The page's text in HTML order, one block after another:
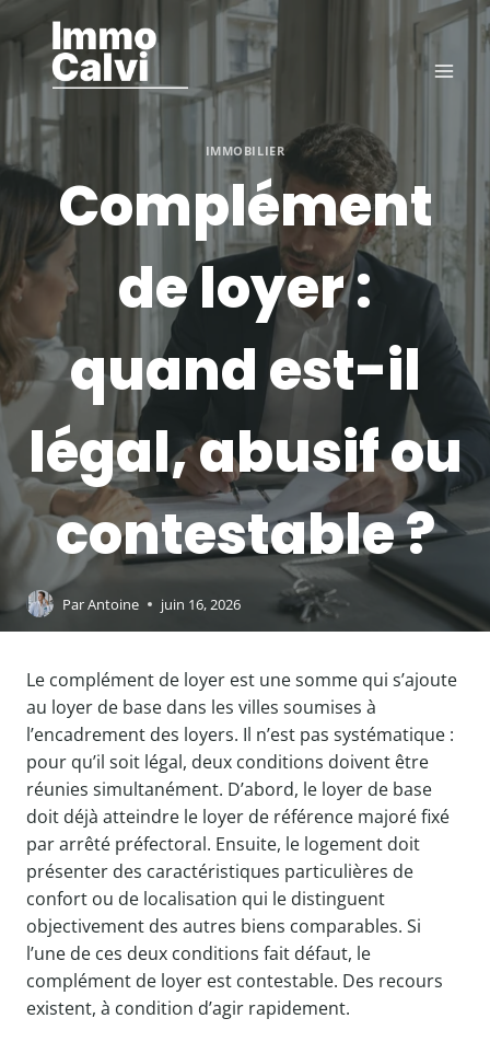
au
contenu
IMMOBILIER
Complément
de loyer :
quand est-il
légal, abusif ou
contestable ?
ParAntoine juin 16, 2026
Le complément de loyer est une somme qui s’ajoute
au loyer de base dans les villes soumises à
l’encadrement des loyers. Il n’est pas systématique :
pour qu’il soit légal, deux conditions doivent être
réunies simultanément. D’abord, le loyer de base
doit déjà atteindre le loyer de référence majoré fixé
par arrêté préfectoral. Ensuite, le logement doit
présenter des caractéristiques particulières de
confort ou de localisation qui le distinguent
objectivement des autres biens comparables. Si
l’une de ces deux conditions fait défaut, le
complément de loyer est contestable. Des recours
existent, à condition d’agir rapidement.